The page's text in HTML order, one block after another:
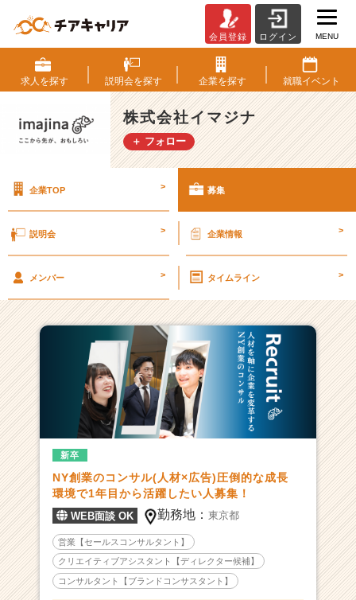
式
会
社
イ
マ
ジ
用/
一
業
の
変
革
を
設
計
2
0
代
か
ら
経
営
会員登録 ログイン MENU
求人を探す 説明会を探す 企業を探す 就職イベント
株式会社イマジナ
＋ フォロー
企業TOP > 募集
説明会 > 企業情報 >
メンバー > タイムライン >
新卒
NY創業のコンサル(人材×広告)圧倒的な成長
環境で1年目から活躍したい人募集！
WEB面談 OK 勤務地：東京都
営業【セールスコンサルタント】
クリエイティブアシスタント【ディレクター候補】
コンサルタント【ブランドコンサスタント】